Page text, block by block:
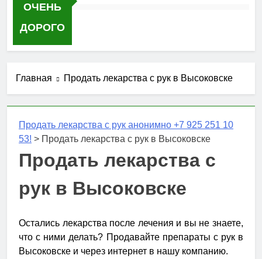
ОЧЕНЬ
ДОРОГО
Главная Продать лекарства с рук в Высоковске
Продать лекарства с рук анонимно +7 925 251 10
53! > Продать лекарства с рук в Высоковске
Продать лекарства с
рук в Высоковске
Остались лекарства после лечения и вы не знаете,
что с ними делать? Продавайте препараты с рук в
Высоковске и через интернет в нашу компанию.